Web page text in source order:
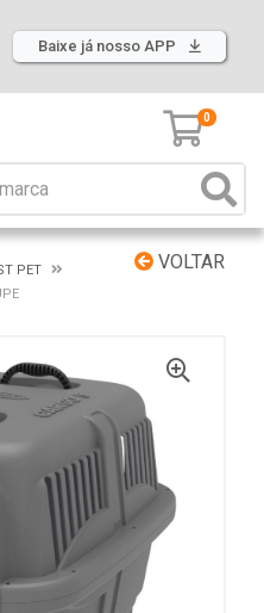
Baixe já nosso APP
0
VOLTAR
PET